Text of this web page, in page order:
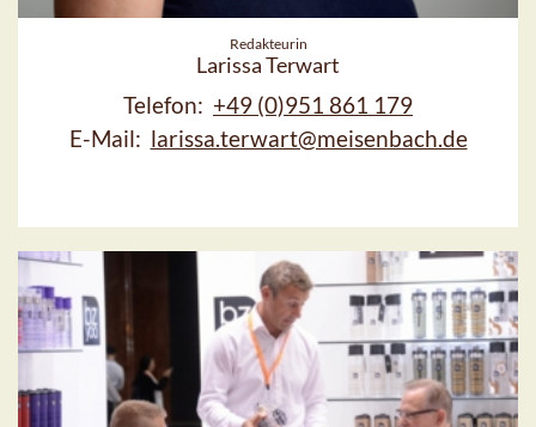
Redakteurin
Larissa Terwart
Telefon: +49 (0)951 861 179
E-Mail: larissa.terwart@meisenbach.de